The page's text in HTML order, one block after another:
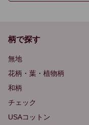
柄で探す
無地
花柄・葉・植物柄
和柄
チェック
USAコットン